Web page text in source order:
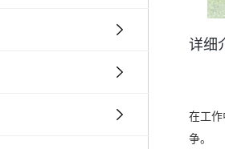
详细
在工
争。